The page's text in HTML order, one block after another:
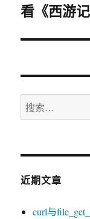
下
文
看《西游
搜
索：
近期文章
curl与